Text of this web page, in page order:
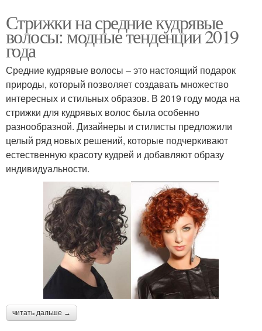
Стрижки на средние кудрявые
волосы: модные тенденции 2019
года
Средние кудрявые волосы – это настоящий подарок
природы, который позволяет создавать множество
интересных и стильных образов. В 2019 году мода на
стрижки для кудрявых волос была особенно
разнообразной. Дизайнеры и стилисты предложили
целый ряд новых решений, которые подчеркивают
естественную красоту кудрей и добавляют образу
индивидуальности.
читать дальше →